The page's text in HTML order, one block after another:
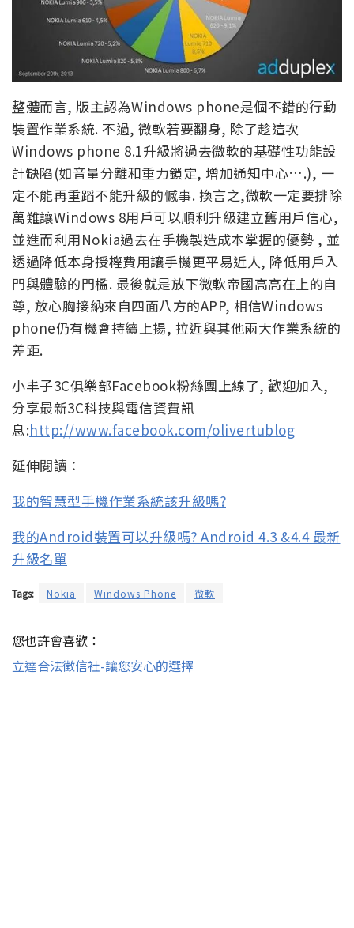
整體而言, 版主認為Windows phone是個不錯的行動
裝置作業系統. 不過, 微軟若要翻身, 除了趁這次
Windows phone 8.1升級將過去微軟的基礎性功能設
計缺陷(如音量分離和重力鎖定, 增加通知中心….), 一
定不能再重蹈不能升級的憾事. 換言之,微軟一定要排除
萬難讓Windows 8用戶可以順利升級建立舊用戶信心,
並進而利用Nokia過去在手機製造成本掌握的優勢 , 並
透過降低本身授權費用讓手機更平易近人, 降低用戶入
門與體驗的門檻. 最後就是放下微軟帝國高高在上的自
尊, 放心胸接納來自四面八方的APP, 相信Windows
phone仍有機會持續上揚, 拉近與其他兩大作業系統的
差距.
小丰子3C俱樂部Facebook粉絲團上線了, 歡迎加入,
分享最新3C科技與電信資費訊
息:http://www.facebook.com/olivertublog
延伸閱讀：
我的智慧型手機作業系統該升級嗎?
我的Android裝置可以升級嗎? Android 4.3 &4.4 最新
升級名單
Tags: Nokia Windows Phone 微軟
您也許會喜歡：
立達合法徵信社-讓您安心的選擇